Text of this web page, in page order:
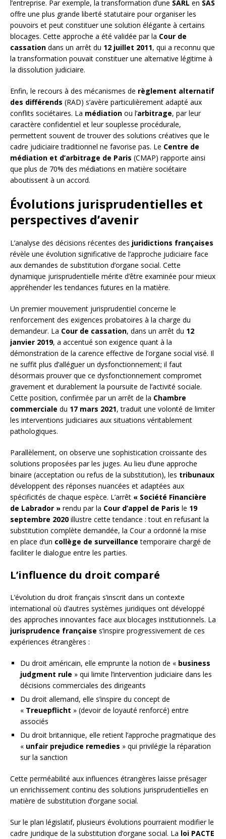
l’entreprise. Par exemple, la transformation d’une SARL en SAS
offre une plus grande liberté statutaire pour organiser les
pouvoirs et peut constituer une solution élégante à certains
blocages. Cette approche a été validée par la Cour de
cassation dans un arrêt du 12 juillet 2011, qui a reconnu que
la transformation pouvait constituer une alternative légitime à
la dissolution judiciaire.
Enfin, le recours à des mécanismes de règlement alternatif
des différends (RAD) s’avère particulièrement adapté aux
conflits sociétaires. La médiation ou l’arbitrage, par leur
caractère confidentiel et leur souplesse procédurale,
permettent souvent de trouver des solutions créatives que le
cadre judiciaire traditionnel ne favorise pas. Le Centre de
médiation et d’arbitrage de Paris (CMAP) rapporte ainsi
que plus de 70% des médiations en matière sociétaire
aboutissent à un accord.
Évolutions jurisprudentielles et
perspectives d’avenir
L’analyse des décisions récentes des juridictions françaises
révèle une évolution significative de l’approche judiciaire face
aux demandes de substitution d’organe social. Cette
dynamique jurisprudentielle mérite d’être examinée pour mieux
appréhender les tendances futures en la matière.
Un premier mouvement jurisprudentiel concerne le
renforcement des exigences probatoires à la charge du
demandeur. La Cour de cassation, dans un arrêt du 12
janvier 2019, a accentué son exigence quant à la
démonstration de la carence effective de l’organe social visé. Il
ne suffit plus d’alléguer un dysfonctionnement; il faut
désormais prouver que ce dysfonctionnement compromet
gravement et durablement la poursuite de l’activité sociale.
Cette position, confirmée par un arrêt de la Chambre
commerciale du 17 mars 2021, traduit une volonté de limiter
les interventions judiciaires aux situations véritablement
pathologiques.
Parallèlement, on observe une sophistication croissante des
solutions proposées par les juges. Au lieu d’une approche
binaire (acceptation ou refus de la substitution), les tribunaux
développent des réponses nuancées et adaptées aux
spécificités de chaque espèce. L’arrêt « Société Financière
de Labrador » rendu par la Cour d’appel de Paris le 19
septembre 2020 illustre cette tendance : tout en refusant la
substitution complète demandée, la Cour a ordonné la mise
en place d’un collège de surveillance temporaire chargé de
faciliter le dialogue entre les parties.
L’influence du droit comparé
L’évolution du droit français s’inscrit dans un contexte
international où d’autres systèmes juridiques ont développé
des approches innovantes face aux blocages institutionnels. La
jurisprudence française s’inspire progressivement de ces
expériences étrangères :
Du droit américain, elle emprunte la notion de « business
judgment rule » qui limite l’intervention judiciaire dans les
décisions commerciales des dirigeants
Du droit allemand, elle s’inspire du concept de
« Treuepflicht » (devoir de loyauté renforcé) entre
associés
Du droit britannique, elle retient l’approche pragmatique des
« unfair prejudice remedies » qui privilégie la réparation
sur la sanction
Cette perméabilité aux influences étrangères laisse présager
un enrichissement continu des solutions jurisprudentielles en
matière de substitution d’organe social.
Sur le plan législatif, plusieurs évolutions pourraient modifier le
cadre juridique de la substitution d’organe social. La loi PACTE